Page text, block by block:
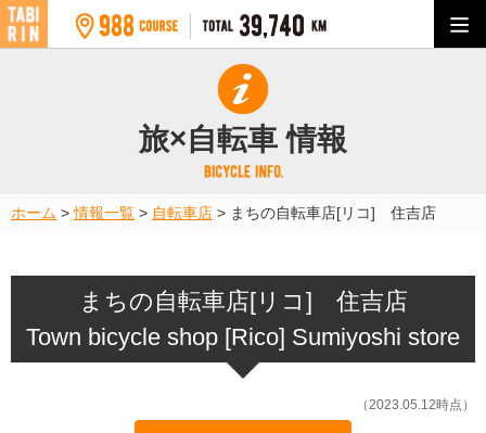
旅×自転車 情報
ホーム >情報一覧 > 自転車店 > まちの自転車店[リコ] 住吉店
まちの自転車店[リコ] 住吉店
Town bicycle shop [Rico] Sumiyoshi store
（2023.05.12時点）